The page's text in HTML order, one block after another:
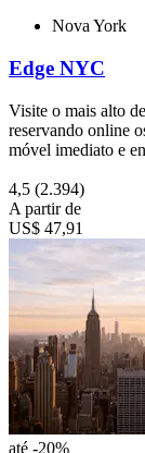
Nova York
Edge NYC
Visite o mais alto
reservando online
móvel imediato e
4,5 (2.394)
A partir de
US$ 47,91
até -20%